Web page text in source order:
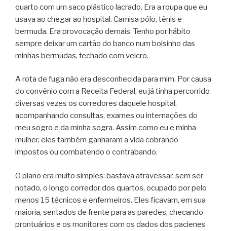
quarto com um saco plástico lacrado. Era a roupa que eu
usava ao chegar ao hospital. Camisa pólo, tênis e
bermuda. Era provocação demais. Tenho por hábito
sempre deixar um cartão do banco num bolsinho das
minhas bermudas, fechado com velcro.
A rota de fuga não era desconhecida para mim. Por causa
do convênio com a Receita Federal, eu já tinha percorrido
diversas vezes os corredores daquele hospital,
acompanhando consultas, exames ou internações do
meu sogro e da minha sogra. Assim como eu e minha
mulher, eles também ganharam a vida cobrando
impostos ou combatendo o contrabando.
O plano era muito simples: bastava atravessar, sem ser
notado, o longo corredor dos quartos, ocupado por pelo
menos 15 técnicos e enfermeiros. Eles ficavam, em sua
maioria, sentados de frente para as paredes, checando
prontuários e os monitores com os dados dos pacienes